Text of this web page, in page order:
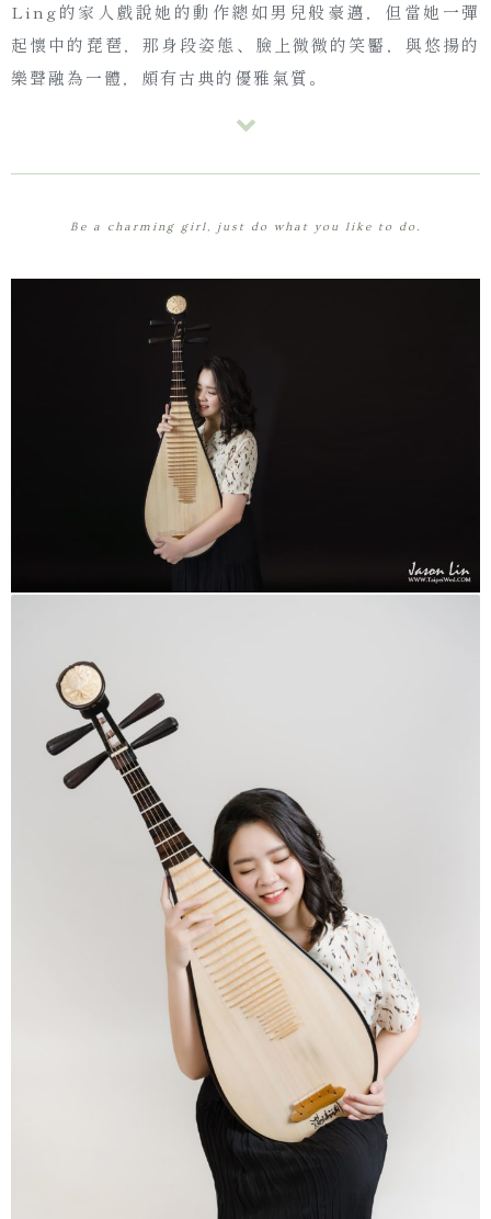
Ling的家人戲說她的動作總如男兒般豪邁，但當她一彈
起懷中的琵琶，那身段姿態、臉上微微的笑靨，與悠揚的
樂聲融為一體，頗有古典的優雅氣質。
Be a charming girl, just do what you like to do.